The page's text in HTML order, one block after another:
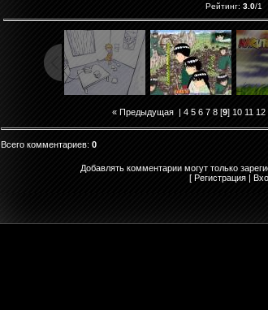
Рейтинг: 3.0/1
« Предыдущая| 4 5 6 7 8[9] 10 11 12
Всего комментариев: 0
Добавлять комментарии могут только
[ Регистрация |